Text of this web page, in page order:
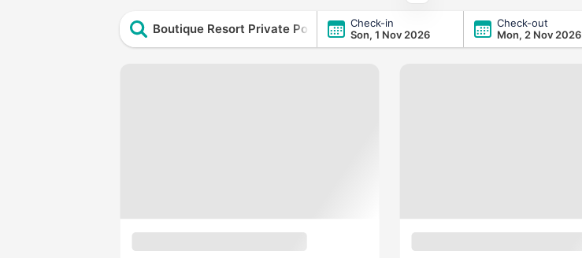
Boutique Resort Private Pool Villa Check-in
Son, 1 Nov 2026
Check-out
Mon, 2 Nov 2026